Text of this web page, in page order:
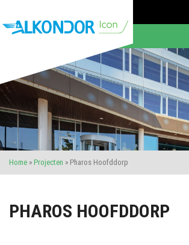
Home » Projecten » Pharos Hoofddorp
PHAROS HOOFDDORP